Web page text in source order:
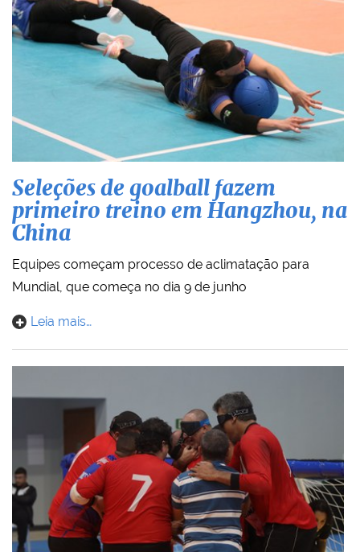
Seleções de goalball fazem
primeiro treino em Hangzhou, na
China
Equipes começam processo de aclimatação para
Mundial, que começa no dia 9 de junho
Leia mais…